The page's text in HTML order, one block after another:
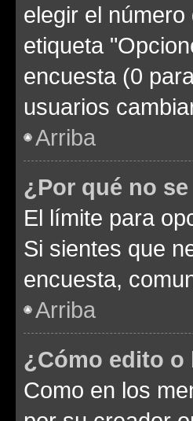
elegir el
etiqueta
encuesta (0
usuarios
Arriba
¿Por qué no
El límite para
Si sientes que
encuesta,
Arriba
¿Cómo edito o
Como en los